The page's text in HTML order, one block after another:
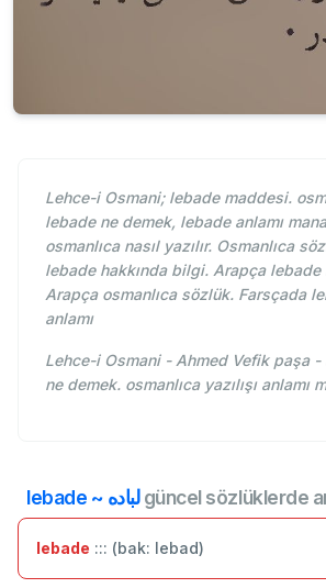
Lehce-i Osmani; lebade maddesi.
lebade ne demek, lebade anlamı
osmanlıca nasıl yazılır. Osmanlıca
lebade hakkında bilgi. Arapça lebade
Arapça osmanlıca sözlük. Farsçada
anlamı
Lehce-i Osmani - Ahmed Vefik paşa - لباده lebade
ne demek. osmanlıca yazılışı anlamı
lebade ~ لبادهgüncel sözlüklerde
lebade ::: (bak: lebad)